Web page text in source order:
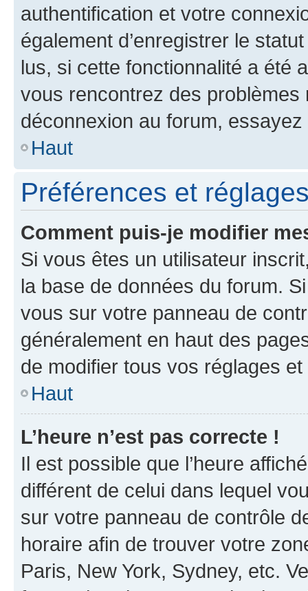
authentification et votre
également d’enregistrer le
lus, si cette fonctionnalité a été
vous rencontrez des
déconnexion au forum,
Haut
Préférences et
Comment puis-je modifier
Si vous êtes un utilisateur
la base de données du forum.
vous sur votre panneau de
généralement en haut des
de modifier tous vos réglages
Haut
L’heure n’est pas correcte !
Il est possible que l’heure
différent de celui dans lequel
sur votre panneau de contrôle
horaire afin de trouver votre
Paris, New York, Sydney, etc.